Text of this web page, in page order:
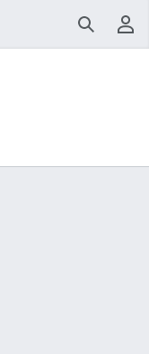
搜索 用